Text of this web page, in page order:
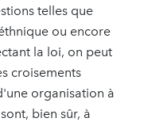
telles que
ou encore
la loi, on peut
croisements
organisation à
bien sûr, à